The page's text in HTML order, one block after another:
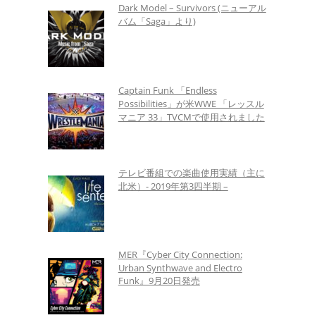
Dark Model – Survivors (ニューアル
バム「Saga」より)
Captain Funk 「Endless
Possibilities」が米WWE 「レッスル
マニア 33」TVCMで使用されました
テレビ番組での楽曲使用実績（主に
北米）- 2019年第3四半期 –
MER『Cyber City Connection:
Urban Synthwave and Electro
Funk』9月20日発売